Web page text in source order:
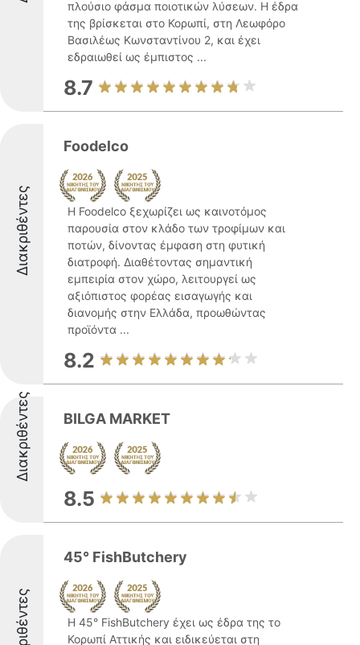
πλούσιο φάσμα ποιοτικών λύσεων. Η έδρα
της βρίσκεται στο Κορωπί, στη Λεωφόρο
Βασιλέως Κωνσταντίνου 2, και έχει
εδραιωθεί ως έμπιστος ...
8.7
Διακριθέντες
Foodelco
Η Foodelco ξεχωρίζει ως καινοτόμος
παρουσία στον κλάδο των τροφίμων και
ποτών, δίνοντας έμφαση στη φυτική
διατροφή. Διαθέτοντας σημαντική
εμπειρία στον χώρο, λειτουργεί ως
αξιόπιστος φορέας εισαγωγής και
διανομής στην Ελλάδα, προωθώντας
προϊόντα ...
8.2
Διακριθέντες BILGA MARKET
8.5
45° FishButchery
Η 45° FishButchery έχει ως έδρα της το
Κορωπί Αττικής και ειδικεύεται στη